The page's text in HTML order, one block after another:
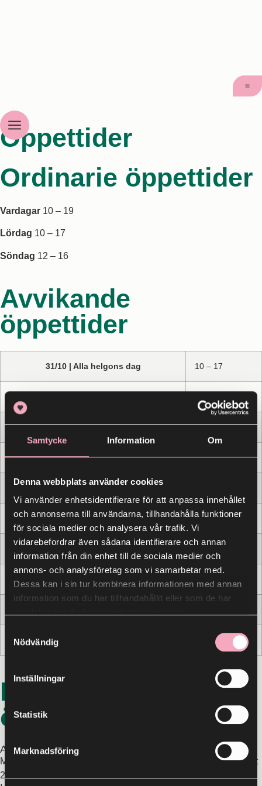
Samtycke Information Om
Denna webbplats använder cookies
Vi använder enhetsidentifierare för att anpassa innehållet
och annonserna till användarna, tillhandahålla funktioner
för sociala medier och analysera vår trafik. Vi
vidarebefordrar även sådana identifierare och annan
information från din enhet till de sociala medier och
annons- och analysföretag som vi samarbetar med.
Dessa kan i sin tur kombinera informationen med annan
information som du har tillhandahållit eller som de har
Nödvändig
Inställningar
Statistik
Marknadsföring
Öppettider
Ordinarie öppettider
Vardagar 10 – 19
Lördag 10 – 17
Söndag 12 – 16
Avvikande
öppettider
31/10 | Alla helgons dag 10 – 17
20/12 | Extra julöppet 11 – 18
21/12 | Extra julöppet 10 – 20
22/12 | Extra julöppet
23/12 | Julöppet 10 – 19
25/12 | Juldagen Stängt
31/12 | Nyårsafton 10 – 15
Parkeringshus
öppettider
Ankaret
Mån – Fre 06:00 –
22:00
Plan A Öppet dygnet